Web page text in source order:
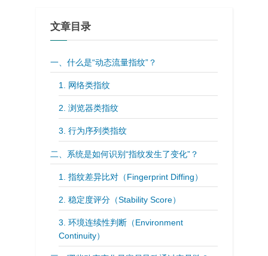
文章目录
一、什么是“动态流量指纹”？
1. 网络类指纹
2. 浏览器类指纹
3. 行为序列类指纹
二、系统是如何识别“指纹发生了变化”？
1. 指纹差异比对（Fingerprint Diffing）
2. 稳定度评分（Stability Score）
3. 环境连续性判断（Environment
Continuity）